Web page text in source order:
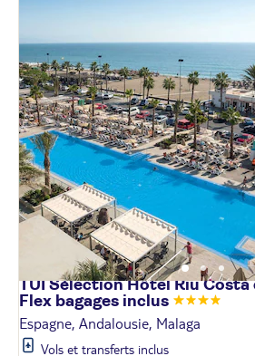
TUI Sélection Hôtel Riu Costa
Flex bagages inclus
Espagne, Andalousie, Malaga
Vols et transferts inclus